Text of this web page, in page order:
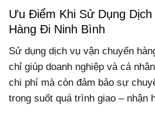
Ưu Điểm Khi Sử Dụng Dịch
Hàng Đi Ninh Bình
Sử dụng dịch vụ vận chuyển
chỉ giúp doanh nghiệp và cá
chi phí mà còn đảm bảo sự
trong suốt quá trình giao – nhận